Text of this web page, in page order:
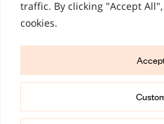
traffic. By clicking "Accept
cookies.
Terms & Condition
Cookies Settings
Terms & Conditions of